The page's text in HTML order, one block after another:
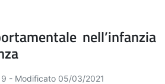
nell’infanzia
- Modificato 05/03/2021